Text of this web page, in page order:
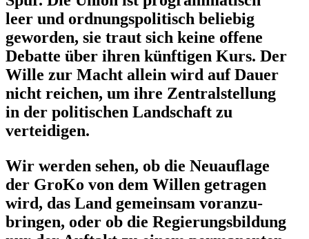
leer und ordnungs­po­li­tisch beliebig
geworden, sie traut sich keine offene
Debatte über ihren künftigen Kurs. Der
Wille zur Macht allein wird auf Dauer
nicht reichen, um ihre Zentral­stellung
in der politi­schen Landschaft zu
verteidigen.
Wir werden sehen, ob die Neuauflage
der GroKo von dem Willen getragen
wird, das Land gemeinsam voran­zu­
bringen, oder ob die Regie­rungs­bildung